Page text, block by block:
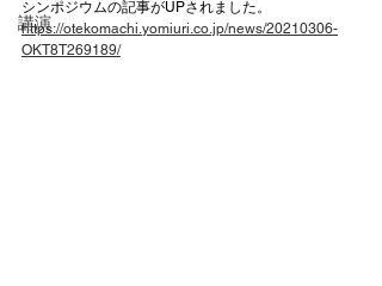
講演
シンポジウムの記事がUPされました。
https://otekomachi.yomiuri.co.jp/news/20210306-
OKT8T269189/